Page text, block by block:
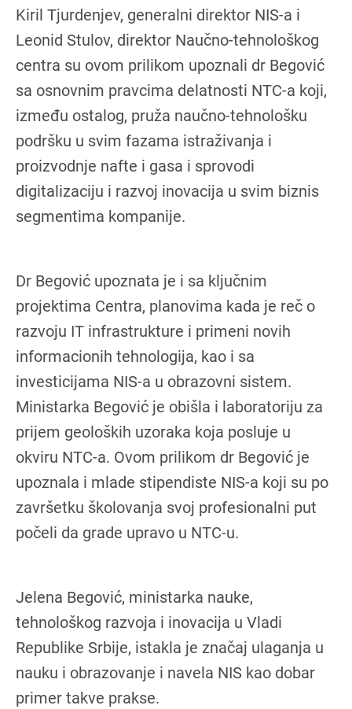
Kiril Tjurdenjev, generalni direktor NIS-a i
Leonid Stulov, direktor Naučno-tehnološkog
centra su ovom prilikom upoznali dr Begović
sa osnovnim pravcima delatnosti NTC-a koji,
između ostalog, pruža naučno-tehnološku
podršku u svim fazama istraživanja i
proizvodnje nafte i gasa i sprovodi
digitalizaciju i razvoj inovacija u svim biznis
segmentima kompanije.
Dr Begović upoznata je i sa ključnim
projektima Centra, planovima kada je reč o
razvoju IT infrastrukture i primeni novih
informacionih tehnologija, kao i sa
investicijama NIS-a u obrazovni sistem.
Ministarka Begović je obišla i laboratoriju za
prijem geoloških uzoraka koja posluje u
okviru NTC-a. Ovom prilikom dr Begović je
upoznala i mlade stipendiste NIS-a koji su po
završetku školovanja svoj profesionalni put
počeli da grade upravo u NTC-u.
Jelena Begović, ministarka nauke,
tehnološkog razvoja i inovacija u Vladi
Republike Srbije, istakla je značaj ulaganja u
nauku i obrazovanje i navela NIS kao dobar
primer takve prakse.